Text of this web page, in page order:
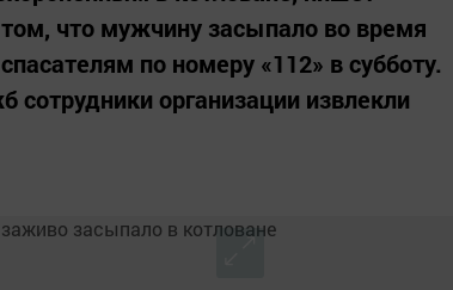
что мужчину засыпало во время
по номеру «112» в субботу.
организации извлекли